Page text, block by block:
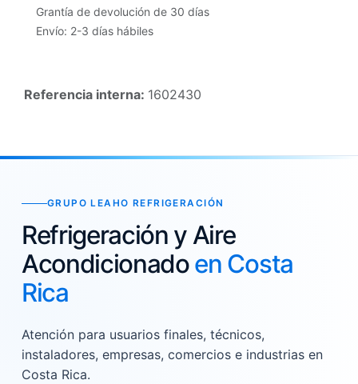
Grantía de devolución de 30 días
Envío: 2-3 días hábiles
Referencia interna: 1602430
GRUPO LEAHO REFRIGERACIÓN
Refrigeración y Aire
Acondicionadoen Costa
Rica
Atención para usuarios finales, técnicos,
instaladores, empresas, comercios e industrias en
Costa Rica.